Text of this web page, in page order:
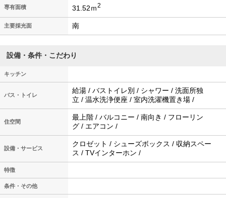
専有面積 31.52ｍ2
主要採光面 南
設備・条件・こだわり
キッチン
バス・トイレ
給湯 / バストイレ別 / シャワー / 洗面所独
立 / 温水洗浄便座 / 室内洗濯機置き場 /
住空間
最上階 / バルコニー / 南向き / フローリン
グ / エアコン /
設備・サービス
クロゼット / シューズボックス / 収納スペー
ス / TVインターホン /
特徴
条件・その他